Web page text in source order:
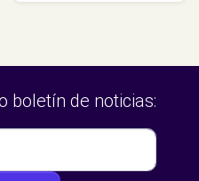
boletín de noticias: